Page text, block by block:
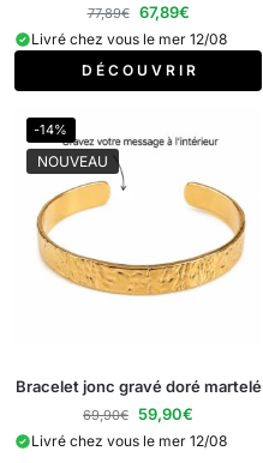
77,89€ 67,89€
Livré chez vous le mer 12/08
D É C O U V R I R
-14%
NOUVEAU
Bracelet jonc gravé doré martelé
69,90€ 59,90€
Livré chez vous le mer 12/08